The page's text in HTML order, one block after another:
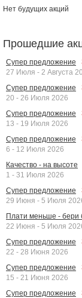
Нет будущих акций
Прошедшие
Супер предложение
27 Июля - 2 Августа
Супер предложение
20 - 26 Июля 2026
Супер предложение
13 - 19 Июля 2026
Супер предложение
6 - 12 Июля 2026
Качество - на высоте
1 - 31 Июля 2026
Супер предложение
29 Июня - 5 Июля
Плати меньше - бери
22 Июня - 5 Июля
Супер предложение
22 - 28 Июня 2026
Супер предложение
15 - 21 Июня 2026
Супер предложение